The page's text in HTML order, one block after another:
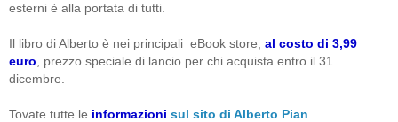
esterni è alla portata di tutti.
Il libro di Alberto è nei principali eBook store, al costo di 3,99
euro , prezzo speciale di lancio per chi acquista entro il 31
dicembre.
Tovate tutte le informazioni sul sito di Alberto Pian